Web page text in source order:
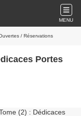
MENU
/ Réservations
Portes